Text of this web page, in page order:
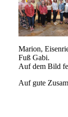
Marion,
Fuß Gabi.
Auf dem Bild
Auf gute